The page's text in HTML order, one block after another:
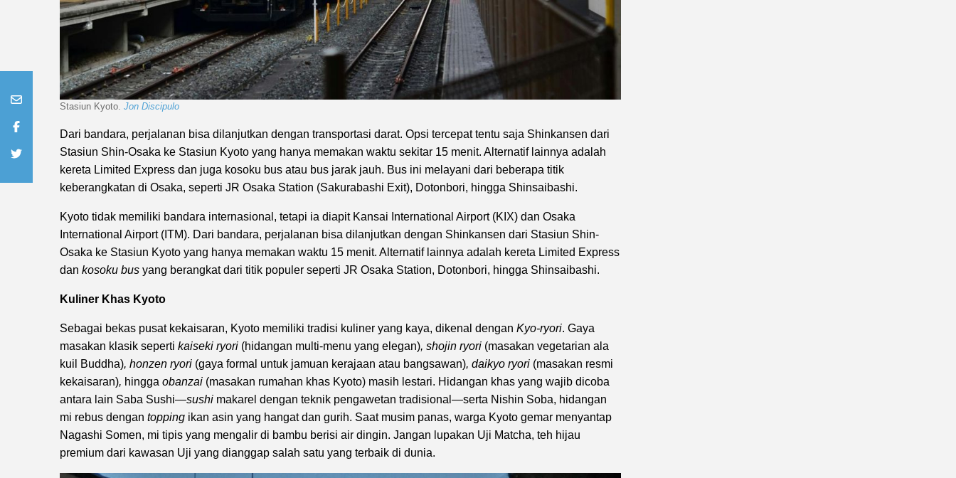
Stasiun Kyoto. Jon Discipulo
Dari bandara, perjalanan bisa dilanjutkan dengan transportasi darat. Opsi tercepat tentu saja Shinkansen dari
Stasiun Shin-Osaka ke Stasiun Kyoto yang hanya memakan waktu sekitar 15 menit. Alternatif lainnya adalah
kereta Limited Express dan juga kosoku bus atau bus jarak jauh. Bus ini melayani dari beberapa titik
keberangkatan di Osaka, seperti JR Osaka Station (Sakurabashi Exit), Dotonbori, hingga Shinsaibashi.
Kyoto tidak memiliki bandara internasional, tetapi ia diapit Kansai International Airport (KIX) dan Osaka
International Airport (ITM). Dari bandara, perjalanan bisa dilanjutkan dengan Shinkansen dari Stasiun Shin-
Osaka ke Stasiun Kyoto yang hanya memakan waktu 15 menit. Alternatif lainnya adalah kereta Limited Express
dan kosoku bus yang berangkat dari titik populer seperti JR Osaka Station, Dotonbori, hingga Shinsaibashi.
Kuliner Khas Kyoto
Sebagai bekas pusat kekaisaran, Kyoto memiliki tradisi kuliner yang kaya, dikenal dengan Kyo-ryori. Gaya
masakan klasik seperti kaiseki ryori (hidangan multi-menu yang elegan), shojin ryori (masakan vegetarian ala
kuil Buddha), honzen ryori (gaya formal untuk jamuan kerajaan atau bangsawan), daikyo ryori (masakan resmi
kekaisaran), hingga obanzai (masakan rumahan khas Kyoto) masih lestari. Hidangan khas yang wajib dicoba
antara lain Saba Sushi—sushi makarel dengan teknik pengawetan tradisional—serta Nishin Soba, hidangan
mi rebus dengan topping ikan asin yang hangat dan gurih. Saat musim panas, warga Kyoto gemar menyantap
Nagashi Somen, mi tipis yang mengalir di bambu berisi air dingin. Jangan lupakan Uji Matcha, teh hijau
premium dari kawasan Uji yang dianggap salah satu yang terbaik di dunia.